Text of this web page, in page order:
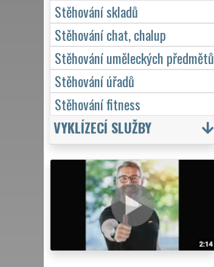
Stěhování skladů
Stěhování chat, chalup
Stěhování uměleckých předmětů
Stěhování úřadů
Stěhování fitness
VYKLÍZECÍ SLUŽBY